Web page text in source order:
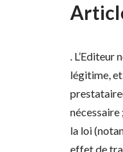
. L’Editeur
légitime,
nécessaire
la loi
effet de